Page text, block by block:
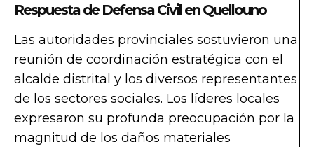
Respuesta de Defensa Civil en Quellouno
Las autoridades provinciales sostuvieron una
reunión de coordinación estratégica con el
alcalde distrital y los diversos representantes
de los sectores sociales. Los líderes locales
expresaron su profunda preocupación por la
magnitud de los daños materiales